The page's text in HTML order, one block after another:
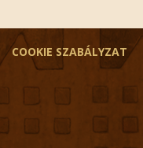
COOKIE SZABÁLYZAT